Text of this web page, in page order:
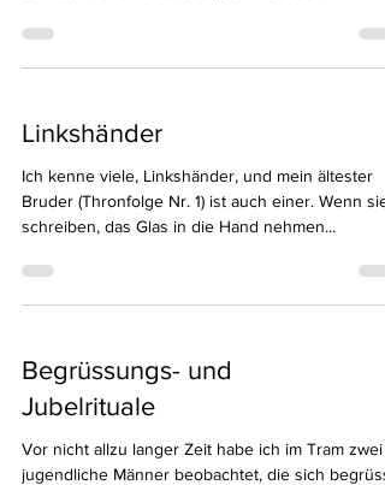
Linkshänder
Ich kenne viele, Linkshänder, und mein ältester
Bruder (Thronfolge Nr. 1) ist auch einer. Wenn sie
schreiben, das Glas in die Hand nehmen...
Begrüssungs- und
Jubelrituale
Vor nicht allzu langer Zeit habe ich im Tram zwei
jugendliche Männer beobachtet, die sich begrüsst